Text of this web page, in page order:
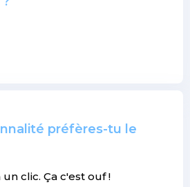
préfères-tu le
clic. Ça c'est ouf !